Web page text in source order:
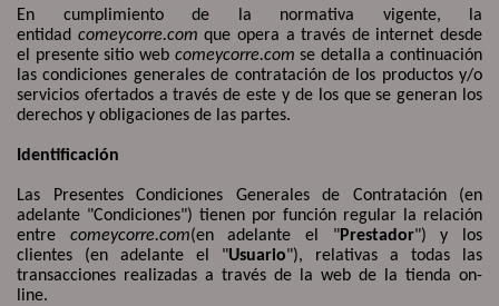
En cumplimiento de la normativa vigente, la
entidad comeycorre.comque opera a través de internet desde
el presente sitio web comeycorre.comse detalla a continuación
las condiciones generales de contratación de los productos y/o
servicios ofertados a través de este y de los que se generan los
derechos y obligaciones de las partes.
Identificación
Las Presentes Condiciones Generales de Contratación (en
adelante "Condiciones") tienen por función regular la relación
entre comeycorre.com(en adelante el "Prestador") y los
clientes (en adelante el "Usuario"), relativas a todas las
transacciones realizadas a través de la web de la tienda on-
line.